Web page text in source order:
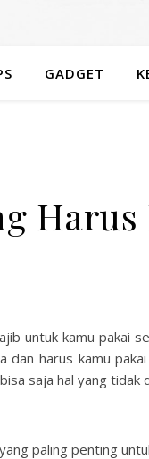
GADGET
untuk kamu pakai
dan harus kamu
saja hal yang tidak
paling penting